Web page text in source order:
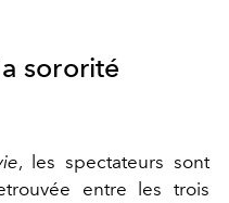
sororité
, les spectateurs sont
entre les trois